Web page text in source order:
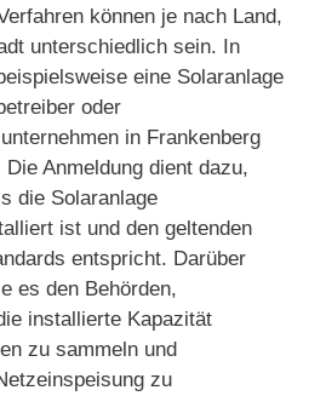
können je nach Land,
unterschiedlich sein. In
eine Solaranlage
oder
in Frankenberg
Anmeldung dient dazu,
die Solaranlage
ist und den geltenden
entspricht. Darüber
es den Behörden,
installierte Kapazität
zu sammeln und
zu